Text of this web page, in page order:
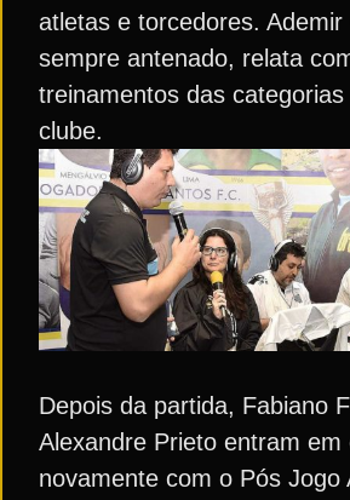
atletas e torcedores. Ademir
sempre antenado, relata
treinamentos das
clube.
Depois da partida, Fabiano
Alexandre Prieto entram em
novamente com o Pós Jogo